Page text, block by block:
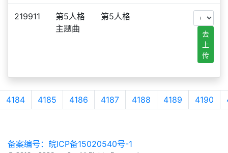
219911
第5人格
主题曲
第5人格
去
上
传
4184 4185 4186 4187 4188 4189 4190
备案编号：皖ICP备15020540号-1